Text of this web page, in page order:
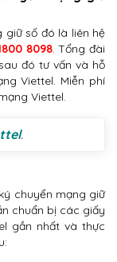
giữ số đó là liên hệ
8098. Tổng đài
đó tư vấn và hỗ
Viettel. Miễn phí
Viettel.
.
chuyển mạng giữ
chuẩn bị các giấy
gần nhất và thực